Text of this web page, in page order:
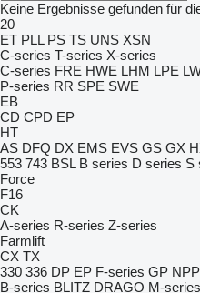
Keine Ergebnisse gefunden für
20
ET PLL PS TS UNS XSN
C-series T-series X-series
C-series FRE HWE LHM LPE
P-series RR SPE SWE
EB
CD CPD EP
HT
AS DFQ DX EMS EVS GS GX
553 743 BSL B series D series S
Force
F16
CK
A-series R-series Z-series
Farmlift
CX TX
330 336 DP EP F-series GP NPP
B-series BLITZ DRAGO M-series